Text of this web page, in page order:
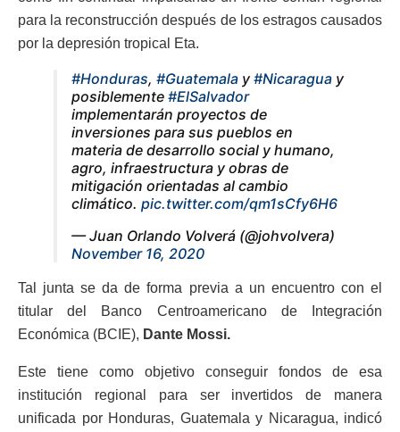
para la reconstrucción después de los estragos causados
por la depresión tropical Eta.
#Honduras, #Guatemala y #Nicaragua y
posiblemente #ElSalvador
implementarán proyectos de
inversiones para sus pueblos en
materia de desarrollo social y humano,
agro, infraestructura y obras de
mitigación orientadas al cambio
climático. pic.twitter.com/qm1sCfy6H6
— Juan Orlando Volverá (@johvolvera)
November 16, 2020
Tal junta se da de forma previa a un encuentro con el
titular del Banco Centroamericano de Integración
Económica (BCIE), Dante Mossi.
Este tiene como objetivo conseguir fondos de esa
institución regional para ser invertidos de manera
unificada por Honduras, Guatemala y Nicaragua, indicó